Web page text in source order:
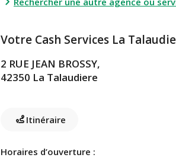
Votre Cash Services La
2 RUE JEAN BROSSY,
42350 La Talaudiere
Itinéraire
Horaires d’ouverture :